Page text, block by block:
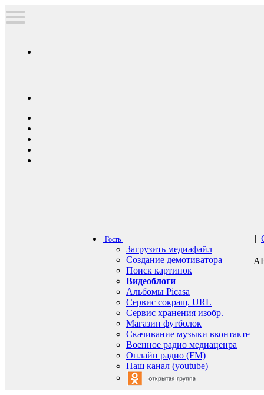
Гость
Загрузить медиафайл
Создание демотиватора
Поиск картинок
Видеоблоги
Альбомы Picasa
Сервис сокращ. URL
Сервис хранения изобр.
Магазин футболок
Скачивание музыки вконтакте
Военное радио медиаценра
Онлайн радио (FM)
Наш канал (youtube)
|